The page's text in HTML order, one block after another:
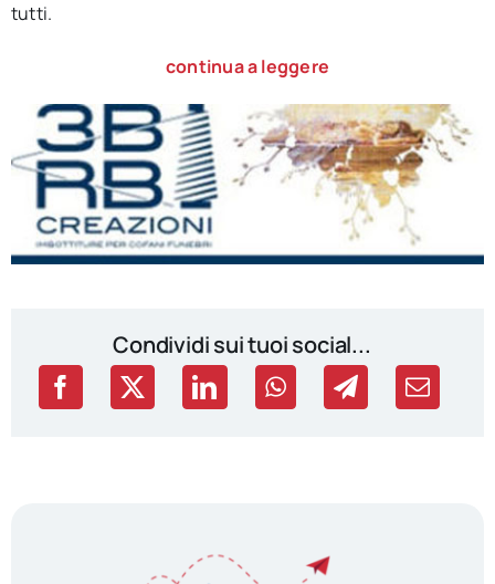
tutti.
continua a leggere
Condividi sui tuoi social...